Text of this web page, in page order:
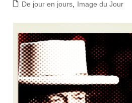
De jour en jours, Image du Jour